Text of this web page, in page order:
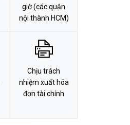
giờ (các quận
nội thành HCM)
Chịu trách
nhiệm xuất hóa
đơn tài chính